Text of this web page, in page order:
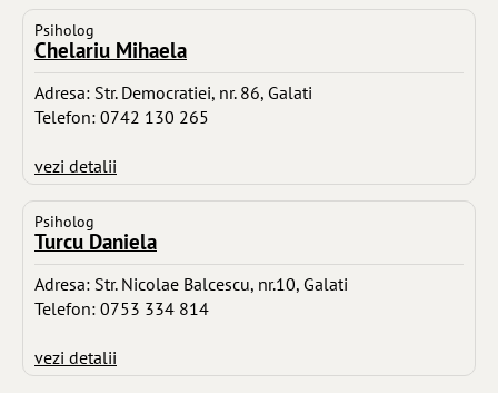
Psiholog
Chelariu Mihaela
Adresa: Str. Democratiei, nr. 86, Galati
Telefon: 0742 130 265
vezi detalii
Psiholog
Turcu Daniela
Adresa: Str. Nicolae Balcescu, nr.10, Galati
Telefon: 0753 334 814
vezi detalii